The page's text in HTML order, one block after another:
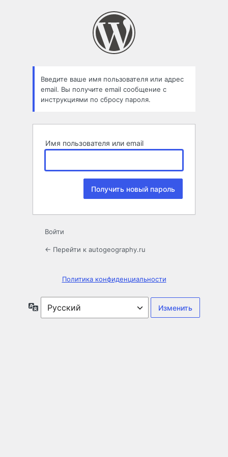
Введите ваше имя пользователя или адрес
email. Вы получите email сообщение с
инструкциями по сбросу пароля.
Имя пользователя или email
Войти
← Перейти к autogeography.ru
Политика конфиденциальности
Язык